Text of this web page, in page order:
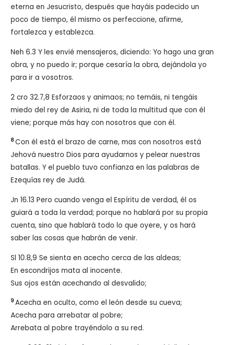
eterna en Jesucristo, después que hayáis padecido un
poco de tiempo, él mismo os perfeccione, afirme,
fortalezca y establezca.
Neh 6.3 Y les envié mensajeros, diciendo: Yo hago una gran
obra, y no puedo ir; porque cesaría la obra, dejándola yo
para ir a vosotros.
2 cro 32.7,8 Esforzaos y animaos; no temáis, ni tengáis
miedo del rey de Asiria, ni de toda la multitud que con él
viene; porque más hay con nosotros que con él.
8Con él está el brazo de carne, mas con nosotros está
Jehová nuestro Dios para ayudarnos y pelear nuestras
batallas. Y el pueblo tuvo confianza en las palabras de
Ezequías rey de Judá.
Jn 16.13 Pero cuando venga el Espíritu de verdad, él os
guiará a toda la verdad; porque no hablará por su propia
cuenta, sino que hablará todo lo que oyere, y os hará
saber las cosas que habrán de venir.
Sl 10.8,9 Se sienta en acecho cerca de las aldeas;
En escondrijos mata al inocente.
Sus ojos están acechando al desvalido;
9Acecha en oculto, como el león desde su cueva;
Acecha para arrebatar al pobre;
Arrebata al pobre trayéndolo a su red.